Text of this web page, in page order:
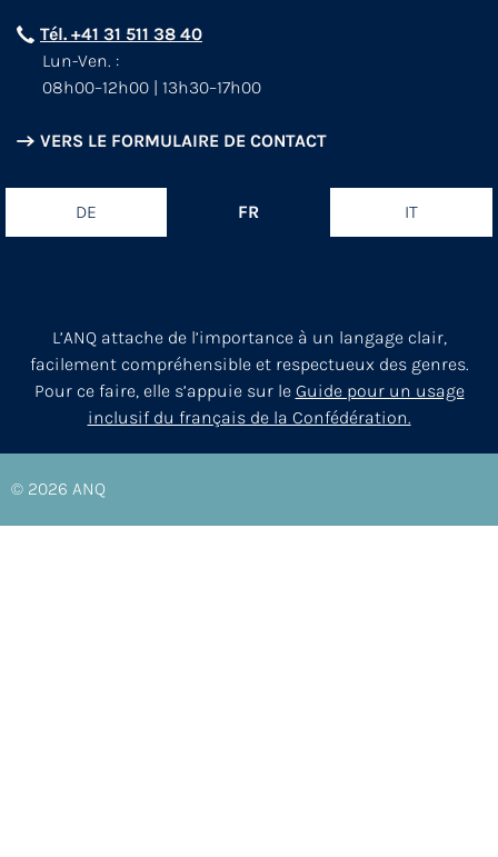
Tél. +41 31 511 38 40
Lun-Ven. :
08h00–12h00 | 13h30–17h00
VERS LE FORMULAIRE DE CONTACT
DE FR IT
L’ANQ attache de l’importance à un langage clair,
facilement compréhensible et respectueux des genres.
Pour ce faire, elle s’appuie sur le Guide pour un usage
inclusif du français de la Confédération.
© 2026 ANQ